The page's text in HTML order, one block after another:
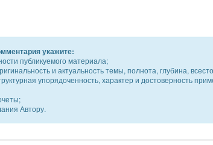
укажите:
публикуемого материала;
и актуальность темы, полнота, глубина,
упорядоченность, характер и достоверность
Автору.